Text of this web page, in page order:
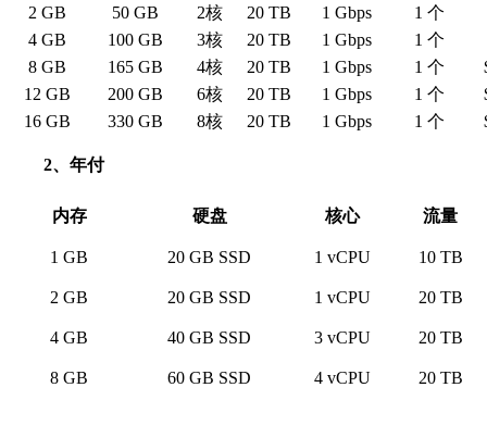
2 GB 50 GB 2核 20 TB 1 Gbps
1 个
4 GB
100 GB 3核 20 TB 1 Gbps
1 个
8 GB
165 GB 4核 20 TB 1 Gbps 1 个
12 GB
200 GB 6核 20 TB 1 Gbps 1 个
16 GB
330 GB 8核 20 TB 1 Gbps 1 个
2、年付
内存 硬盘 核心 流量
1 GB 20 GB SSD 1 vCPU 10 TB
2 GB 20 GB SSD 1 vCPU 20 TB
4 GB 40 GB SSD 3 vCPU 20 TB
8 GB 60 GB SSD 4 vCPU 20 TB